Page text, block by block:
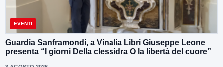
EVENTI
Guardia Sanframondi, a Vinalia Libri Giuseppe Leone
presenta “I giorni Della clessidra O la libertà del cuore”